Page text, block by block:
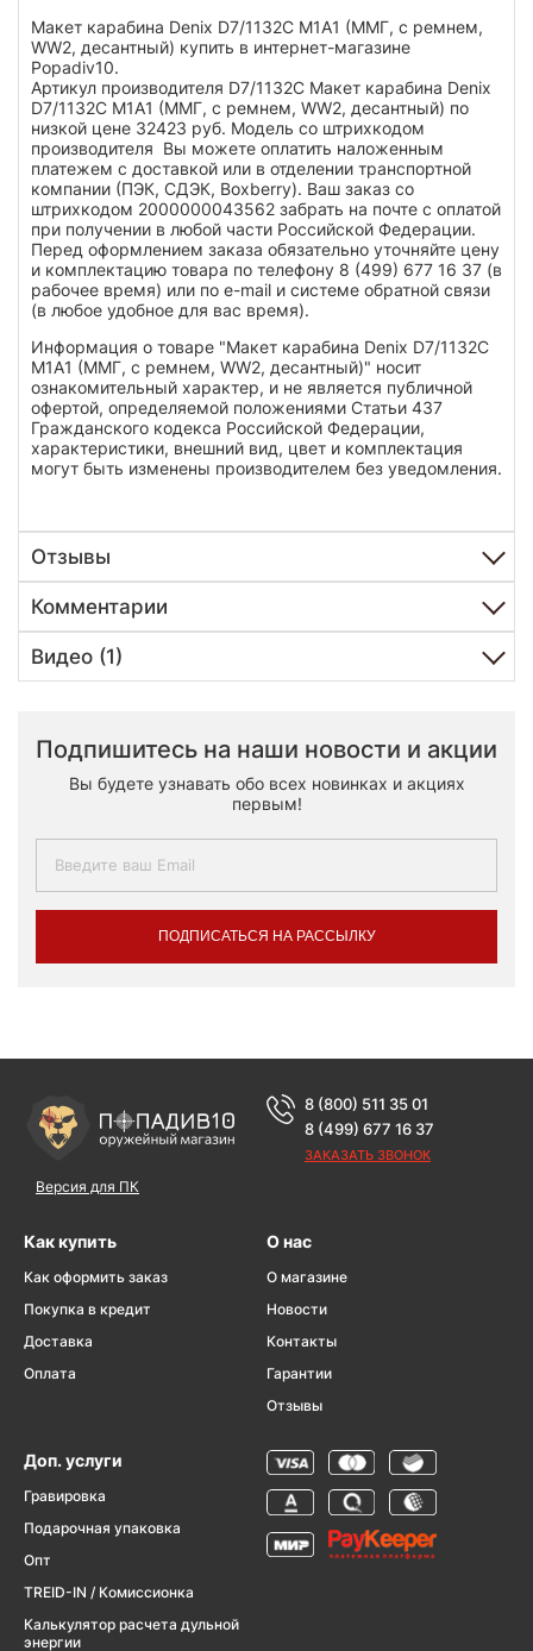
Макет карабина Denix D7/1132C M1A1 (ММГ, с ремнем,
WW2, десантный) купить в интернет-магазине
Popadiv10.
Артикул производителя D7/1132C Макет карабина Denix
D7/1132C M1A1 (ММГ, с ремнем, WW2, десантный) по
низкой цене 32423 руб. Модель со штрихкодом
производителя Вы можете оплатить наложенным
платежем с доставкой или в отделении транспортной
компании (ПЭК, СДЭК, Boxberry). Ваш заказ со
штрихкодом 2000000043562 забрать на почте с оплатой
при получении в любой части Российской Федерации.
Перед оформлением заказа обязательно уточняйте цену
и комплектацию товара по телефону 8 (499) 677 16 37 (в
рабочее время) или по e-mail и системе обратной связи
(в любое удобное для вас время).
Информация о товаре "Макет карабина Denix D7/1132C
M1A1 (ММГ, с ремнем, WW2, десантный)" носит
ознакомительный характер, и не является публичной
офертой, определяемой положениями Статьи 437
Гражданского кодекса Российской Федерации,
характеристики, внешний вид, цвет и комплектация
могут быть изменены производителем без уведомления.
Отзывы
Комментарии
Видео (1)
Подпишитесь на наши новости и акции
Вы будете узнавать обо всех новинках и акциях
первым!
ПОДПИСАТЬСЯ НА РАССЫЛКУ
Версия для ПК
8 (800) 511 35 01
8 (499) 677 16 37
ЗАКАЗАТЬ ЗВОНОК
Как купить
Как оформить заказ
Покупка в кредит
Доставка
Оплата
О нас
О магазине
Новости
Контакты
Гарантии
Отзывы
Доп. услуги
Гравировка
Подарочная упаковка
Опт
TREID-IN / Комиссионка
Калькулятор расчета дульной
энергии